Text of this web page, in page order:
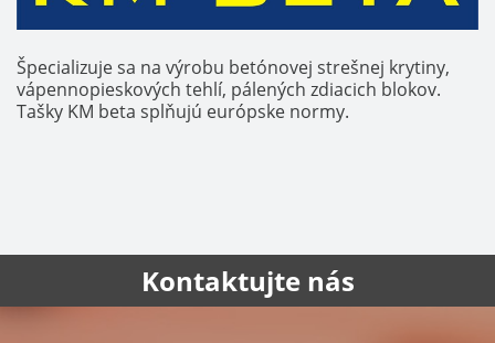
Špecializuje sa na výrobu betónovej strešnej krytiny,
vápennopieskových tehlí, pálených zdiacich blokov.
Tašky KM beta splňujú európske normy.
Kontaktujte nás